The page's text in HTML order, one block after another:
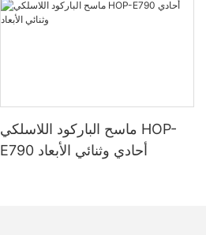
ماسح الباركود اللاسلكي HOP-
E790 أحادي وثنائي الأبعاد